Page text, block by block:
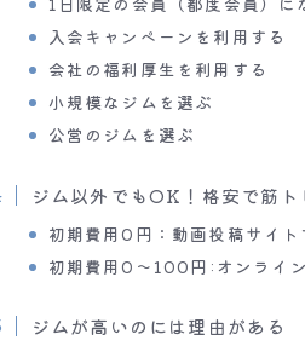
入会キャンペーンを利用する
会社の福利厚生を利用する
小規模なジムを選ぶ
公営のジムを選ぶ
ジム以外でもOK！格安で筋
初期費用0円：動画投稿サイ
初期費用0〜100円:オンライ
ジムが高いのには理由がある